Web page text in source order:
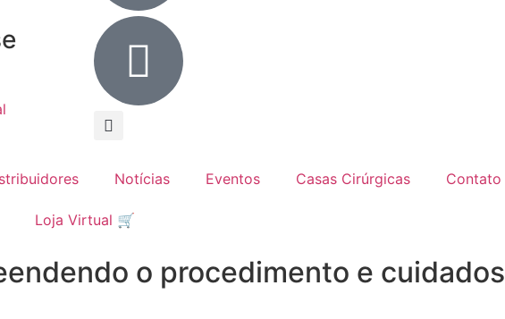
Notícias Eventos Casas Cirúrgicas Contato
Loja Virtual 🛒
o procedimento e cuidados